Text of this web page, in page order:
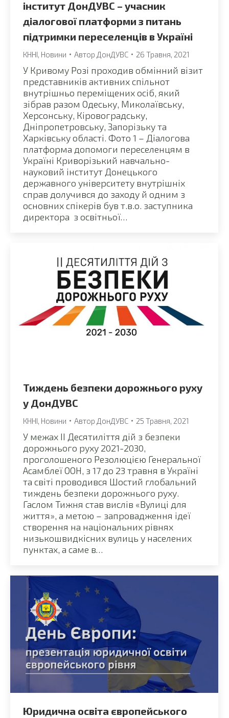
інститут ДонДУВС – учасник
діалогової платформи з питань
підтримки переселенців в Україні
КННІ, Новини Автор ДонДУВС 26 Травня, 2021
У Кривому Розі проходив обмінний візит
представників активних спільнот
внутрішньо переміщених осіб, який
зібрав разом Одеську, Миколаївську,
Херсонську, Кіровоградську,
Дніпропетровську, Запорізьку та
Харківську області. Фото 1 – Діалогова
платформа допомоги переселенцям в
Україні Криворізький навчально-
науковий інститут Донецького
державного університету внутрішніх
справ долучився до заходу й одним з
основних спікерів був т.в.о. заступника
директора з освітньої…
Тиждень безпеки дорожнього руху
у ДонДУВС
КННІ, Новини Автор ДонДУВС 25 Травня, 2021
У межах ІІ Десятиліття дій з безпеки
дорожнього руху 2021-2030,
проголошеного Резолюцією Генеральної
Асамблеї ООН, з 17 до 23 травня в Україні
та світі проводився Шостий глобальний
тиждень безпеки дорожнього руху.
Гаслом Тижня став вислів «Вулиці для
життя», а метою – запровадження ідеї
створення на національних рівнях
низькошвидкісних вулиць у населених
пунктах, а саме в…
Юридична освіта європейського